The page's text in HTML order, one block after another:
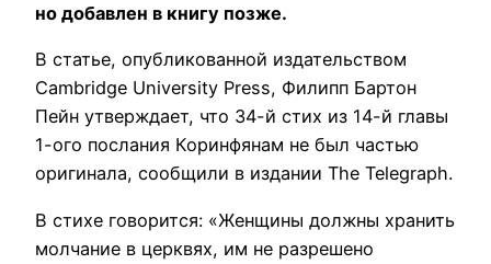
но добавлен в книгу позже.
В статье, опубликованной издательством
Cambridge University Press, Филипп Бартон
Пейн утверждает, что 34-й стих из 14-й главы
1-ого послания Коринфянам не был частью
оригинала, сообщили в издании The Telegraph.
В стихе говорится: «Женщины должны хранить
молчание в церквях, им не разрешено